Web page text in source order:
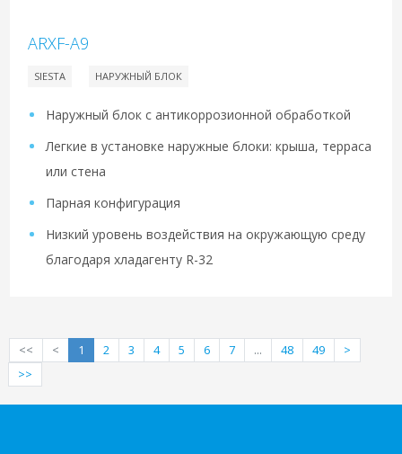
ARXF-A9
SIESTA НАРУЖНЫЙ БЛОК
Наружный блок с антикоррозионной обработкой
Легкие в установке наружные блоки: крыша, терраса
или стена
Парная конфигурация
Низкий уровень воздействия на окружающую среду
благодаря хладагенту R-32
<< < 1 2 3 4 5 6 7 ... 48 49
>
>>